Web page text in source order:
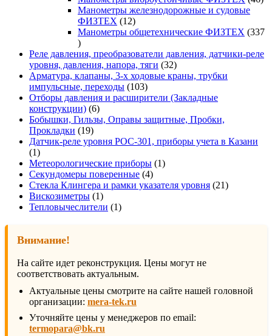
Манометры железнодорожные и судовые
ФИЗТЕХ
1212
товаров
Манометры общетехнические ФИЗТЕХ 337
337
товаров
Реле давления, преобразователи давления, датчики-реле
уровня, давления, напора, тяги 3232
товара
Арматура, клапаны, 3-х ходовые краны, трубки
импульсные, переходы 103103
товара
Отборы давления и расширители (Закладные
конструкции) 66
товаров
Бобышки, Гильзы, Оправы защитные, Пробки,
Прокладки
1919
товаров
Датчик-реле уровня РОС-301, приборы учета в Казани
11
товар
Метеорологические приборы 11
Секундомеры поверенные 44
товара
Стекла Клингера и рамки указателя уровня 2121
Вискозиметры 11
товар
Тепловычеслители 11
Внимание!
На сайте идет реконструкция. Цены могут не
соответствовать актуальным.
Актуальные цены смотрите на сайте нашей головной
организации: mera-tek.ru
Уточняйте цены у менеджеров по email:
termopara@bk.ru